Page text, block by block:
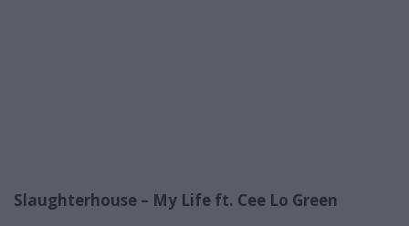
Slaughterhouse – My Life ft. Cee Lo Green